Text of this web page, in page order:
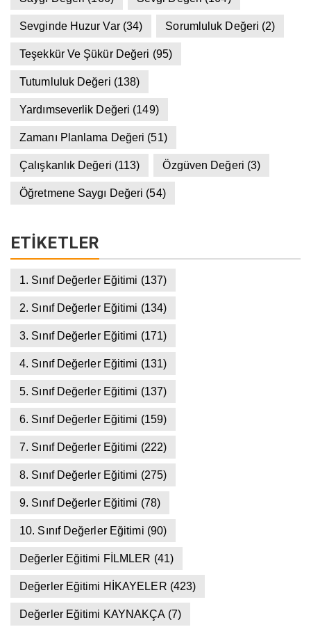
Sevginde Huzur Var(34) Sorumluluk Değeri (2)
Teşekkür Ve Şükür Değeri (95)
Tutumluluk Değeri (138)
Yardımseverlik Değeri (149)
Zamanı Planlama Değeri (51)
Çalışkanlık Değeri (113) Özgüven Değeri (3)
Öğretmene Saygı Değeri (54)
ETIKETLER
1. Sınıf Değerler Eğitimi (137)
2. Sınıf Değerler Eğitimi (134)
3. Sınıf Değerler Eğitimi (171)
4. Sınıf Değerler Eğitimi (131)
5. Sınıf Değerler Eğitimi (137)
6. Sınıf Değerler Eğitimi (159)
7. Sınıf Değerler Eğitimi (222)
8. Sınıf Değerler Eğitimi (275)
9. Sınıf Değerler Eğitimi (78)
10. Sınıf Değerler Eğitimi (90)
Değerler Eğitimi FİLMLER (41)
Değerler Eğitimi HİKAYELER (423)
Değerler Eğitimi KAYNAKÇA (7)